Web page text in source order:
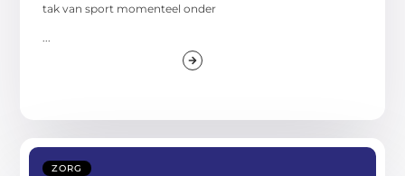
tak van sport momenteel onder
...
ZORG